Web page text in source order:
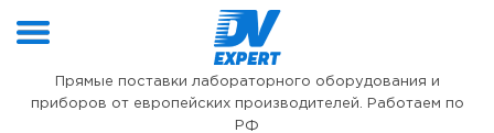
Прямые поставки лабораторного оборудования и
приборов от европейских производителей. Работаем по
РФ